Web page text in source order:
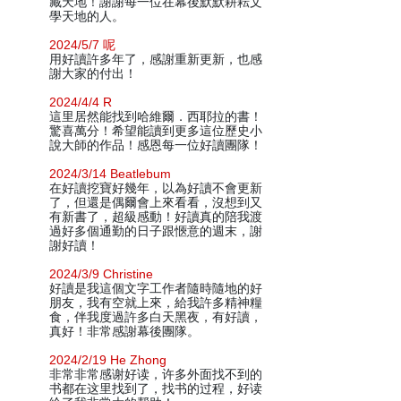
學天地的人。
2024/5/7 呢
用好讀許多年了，感謝重新更新，也感
謝大家的付出！
2024/4/4 R
這里居然能找到哈維爾．西耶拉的書！
驚喜萬分！希望能讀到更多這位歷史小
說大師的作品！感恩每一位好讀團隊！
2024/3/14 Beatlebum
在好讀挖寶好幾年，以為好讀不會更新
了，但還是偶爾會上來看看，沒想到又
有新書了，超級感動！好讀真的陪我渡
過好多個通勤的日子跟愜意的週末，謝
謝好讀！
2024/3/9 Christine
好讀是我這個文字工作者隨時隨地的好
朋友，我有空就上來，給我許多精神糧
食，伴我度過許多白天黑夜，有好讀，
真好！非常感謝幕後團隊。
2024/2/19 He Zhong
非常非常感谢好读，许多外面找不到的
书都在这里找到了，找书的过程，好读